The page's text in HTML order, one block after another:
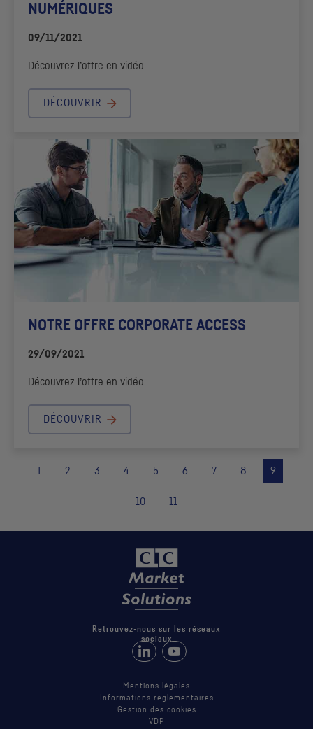
NUMÉRIQUES
09/11/2021
Découvrez l’offre en vidéo
DÉCOUVRIR
NOTRE OFFRE CORPORATE ACCESS
29/09/2021
Découvrez l’offre en vidéo
DÉCOUVRIR
1 2 3 4 5 6 7 8 9
10 11
Retrouvez-nous sur les réseaux
sociaux
Retrouvez-nous sur LinkedIn
Suivez-nous sur Youtube
Mentions légales
Informations réglementaires
Gestion des cookies
VDP